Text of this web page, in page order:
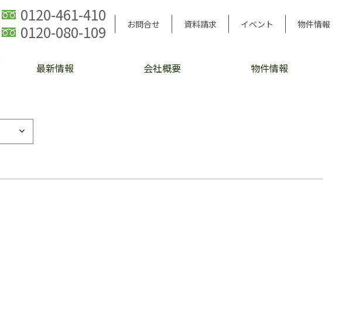
0120-461-410
0120-080-109 お問合せ 資料請求 イベント 物件情報
最新情報 会社概要 物件情報